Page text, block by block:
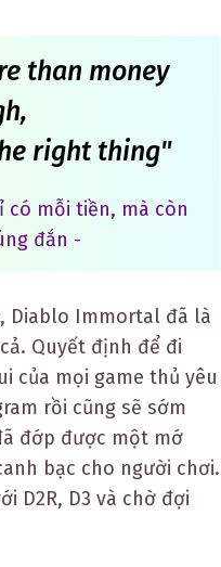
than money
right thing"
có mỗi tiền, mà còn
đắn -
Diablo Immortal đã là
Quyết định để đi
của mọi game thủ yêu
rồi cũng sẽ sớm
đớp được một mớ
bạc cho người chơi.
D2R, D3 và chờ đợi